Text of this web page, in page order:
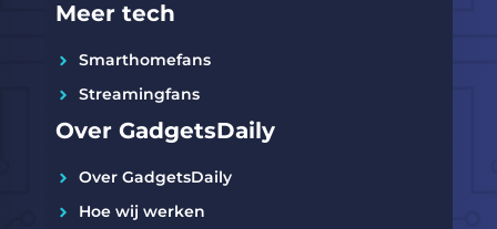
Meer tech
Smarthomefans
Streamingfans
Over GadgetsDaily
Over GadgetsDaily
Hoe wij werken